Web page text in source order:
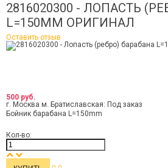
2816020300 - ЛОПАСТЬ
L=150MM ОРИГИНАЛ
Оставить отзыв
500 руб.
г. Москва м. Братиславская: Под заказ
Бойник барабана L=150mm
Кол-во: